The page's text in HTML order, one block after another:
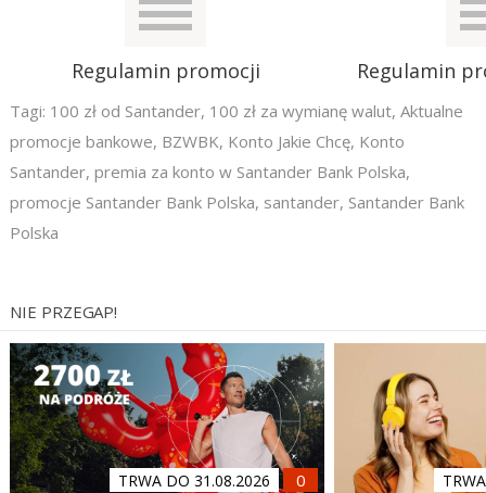
Regulamin promocji Regulamin
Tagi: 100 zł od Santander, 100 zł za wymianę walut, Aktualne
promocje bankowe, BZWBK, Konto Jakie Chcę, Konto
Santander, premia za konto w Santander Bank Polska,
promocje Santander Bank Polska, santander, Santander Bank
Polska
NIE PRZEGAP!
TRWA DO 31.08.2026